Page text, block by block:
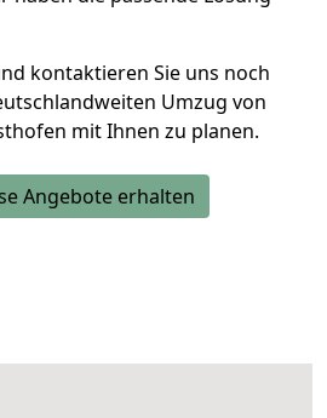
kontaktieren Sie uns noch
Umzug von
mit Ihnen zu planen.
Angebote erhalten